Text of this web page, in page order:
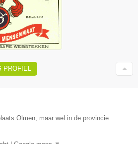
PROFIEL
Olmen, maar wel in de provincie